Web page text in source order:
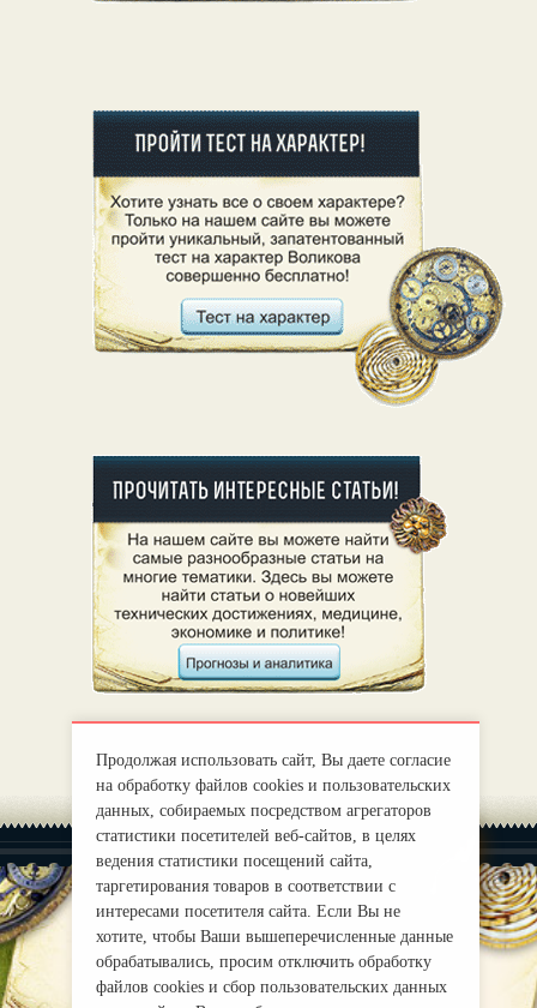
О нас
Правила
mirprognoz@mail.ru
Продолжая использовать сайт, Вы даете согласие
на обработку файлов cookies и пользовательских
данных, собираемых посредством агрегаторов
статистики посетителей веб-сайтов, в целях
ведения статистики посещений сайта,
таргетирования товаров в соответствии с
интересами посетителя сайта. Если Вы не
хотите, чтобы Ваши вышеперечисленные данные
обрабатывались, просим отключить обработку
файлов cookies и сбор пользовательских данных